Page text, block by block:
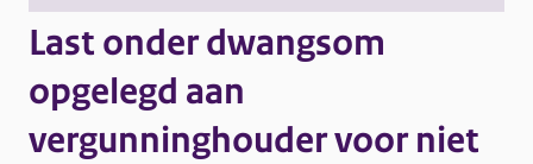
l
p
a
d
Last onder dwangsom
opgelegd aan
vergunninghouder voor niet